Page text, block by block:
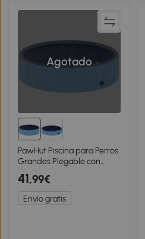
Agotado
PawHut Piscina para Perros
Grandes Plegable con
Aspersor de PVC
Antideslizante Resistente al
Desgaste Ø120x30 cm Azul
Claro
41,99€
Envío gratis